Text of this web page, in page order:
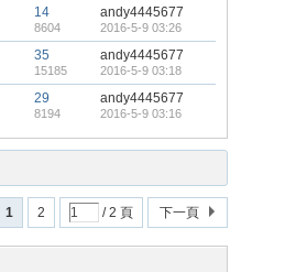
14
8604
andy4445677
2016-5-9 03:26
35
15185
andy4445677
2016-5-9 03:18
29
8194
andy4445677
2016-5-9 03:16
1 2 / 2 頁 下一頁